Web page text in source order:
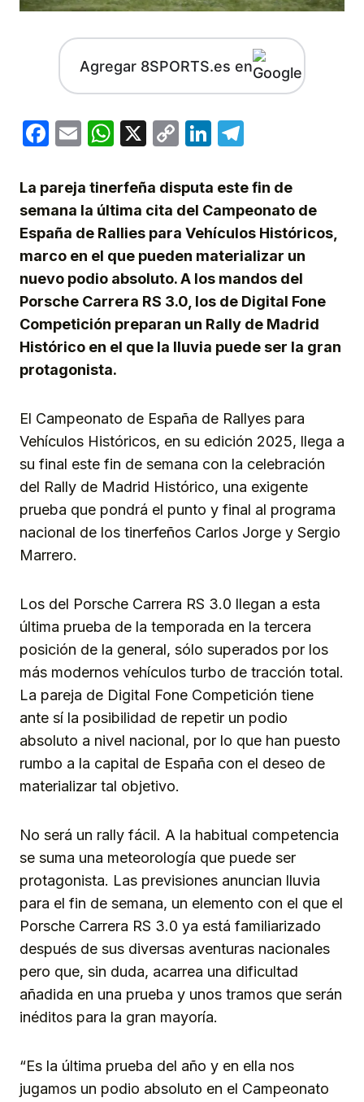
Agregar 8SPORTS.es en
Facebook
EmailWhatsApp
X
CopyLinkedIn
La pareja tinerfeña disputa este fin de
semana la última cita del Campeonato de
España de Rallies para Vehículos Históricos,
marco en el que pueden materializar un
nuevo podio absoluto. A los mandos del
Porsche Carrera RS 3.0, los de Digital Fone
Competición preparan un Rally de Madrid
Histórico en el que la lluvia puede ser la gran
protagonista.
El Campeonato de España de Rallyes para
Vehículos Históricos, en su edición 2025, llega a
su final este fin de semana con la celebración
del Rally de Madrid Histórico, una exigente
prueba que pondrá el punto y final al programa
nacional de los tinerfeños Carlos Jorge y Sergio
Marrero.
Los del Porsche Carrera RS 3.0 llegan a esta
última prueba de la temporada en la tercera
posición de la general, sólo superados por los
más modernos vehículos turbo de tracción total.
La pareja de Digital Fone Competición tiene
ante sí la posibilidad de repetir un podio
absoluto a nivel nacional, por lo que han puesto
rumbo a la capital de España con el deseo de
materializar tal objetivo.
No será un rally fácil. A la habitual competencia
se suma una meteorología que puede ser
protagonista. Las previsiones anuncian lluvia
para el fin de semana, un elemento con el que el
Porsche Carrera RS 3.0 ya está familiarizado
después de sus diversas aventuras nacionales
pero que, sin duda, acarrea una dificultad
añadida en una prueba y unos tramos que serán
inéditos para la gran mayoría.
“Es la última prueba del año y en ella nos
jugamos un podio absoluto en el Campeonato